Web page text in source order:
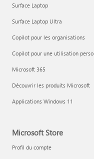
Surface Laptop
Surface Laptop Ultra
Copilot pour les organisations
Copilot pour une utilisation
Microsoft 365
Découvrir les produits Microsoft
Applications Windows 11
Microsoft Store
Profil du compte